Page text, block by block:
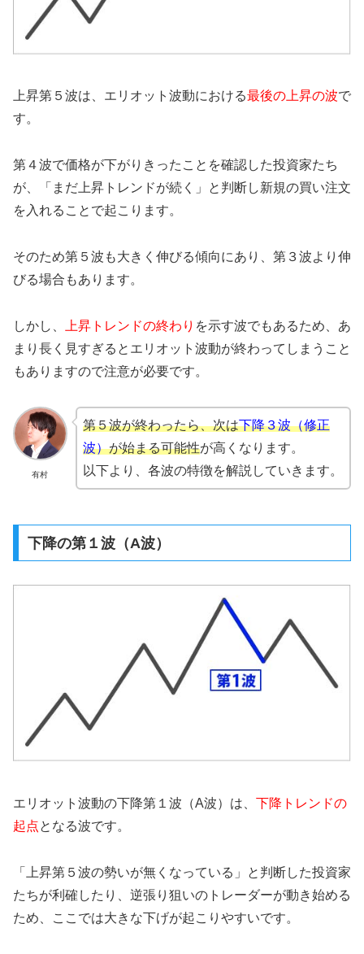
上昇第５波は、エリオット波動における最後の上昇の波で
す。
第４波で価格が下がりきったことを確認した投資家たち
が、「まだ上昇トレンドが続く」と判断し新規の買い注文
を入れることで起こります。
そのため第５波も大きく伸びる傾向にあり、第３波より伸
びる場合もあります。
しかし、 上昇トレンドの終わり を示す波でもあるため、あ
まり長く見すぎるとエリオット波動が終わってしまうこと
もありますので注意が必要です。
有村
第５波が終わったら、次は下降３波（修正
波）が始まる可能性が高くなります。
以下より、各波の特徴を解説していきます。
下降の第１波（A波）
エリオット波動の下降第１波（A波）は、 下降トレンドの
起点となる波です。
「上昇第５波の勢いが無くなっている」と判断した投資家
たちが利確したり、逆張り狙いのトレーダーが動き始める
ため、ここでは大きな下げが起こりやすいです。